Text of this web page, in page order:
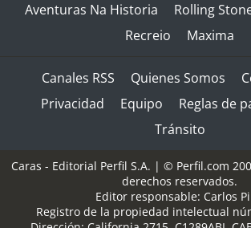
Aventuras Na Historia
Rolling
Recreio
Maxima
Canales RSS Quienes Somos
Privacidad
Equipo
Reglas de
Tránsito
Caras - Editorial Perfil S.A. | © Perfil.com
derechos reservados.
Editor responsable: Carlos
Registro de la propiedad intelectual